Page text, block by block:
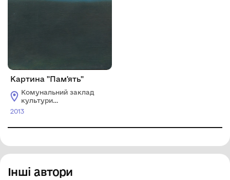
Картина "Пам'ять"
Комунальний заклад
культури
"Хмельницький
2013
Інші автори